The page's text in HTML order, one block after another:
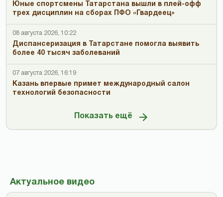
Юные спортсмены Татарстана вышли в плей-офф
трех дисциплин на сборах ПФО «Гвардеец»
08 августа 2026, 10:22
Диспансеризация в Татарстане помогла выявить
более 40 тысяч заболеваний
07 августа 2026, 16:19
Казань впервые примет международный салон
технологий безопасности
Показать ещё
Актуальное видео